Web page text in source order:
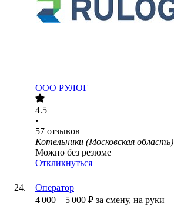
ООО РУЛОГ
4.5
•
57 отзывов
Котельники (Московская область)
Можно без резюме
Откликнуться
Оператор
4 000 – 5 000 ₽ за смену, на руки